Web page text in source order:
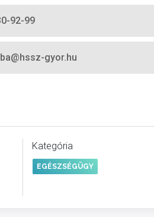
92-99
gyor.hu
Kategória
EGÉSZSÉGÜGY